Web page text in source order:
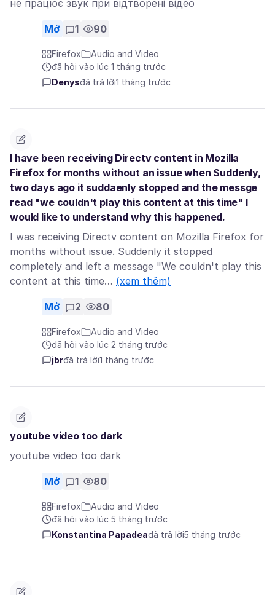
не працює звук при відтворені відео
Mở 1 90
Firefox
Audio and Video
đã hỏi vào lúc 1 tháng trước
Denysđã trả lời1 tháng trước
I have been receiving Directv content in Mozilla
Firefox for months without an issue when Suddenly,
two days ago it suddaenly stopped and the messge
read "we couldn't play this content at this time" I
would like to understand why this happened.
I was receiving Directv content on Mozilla Firefox for
months without issue. Suddenly it stopped
completely and left a message "We couldn't play this
content at this time… (xem thêm)
Mở 2 80
Firefox
Audio and Video
đã hỏi vào lúc 2 tháng trước
jbrđã trả lời1 tháng trước
youtube video too dark
youtube video too dark
Mở 1 80
Firefox
Audio and Video
đã hỏi vào lúc 5 tháng trước
Konstantina Papadeađã trả lời5 tháng trước